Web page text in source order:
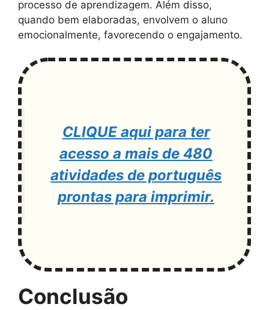
processo de aprendizagem. Além disso,
quando bem elaboradas, envolvem o aluno
emocionalmente, favorecendo o engajamento.
CLIQUE aqui para ter
acesso a mais de 480
atividades de português
prontas para imprimir.
Conclusão